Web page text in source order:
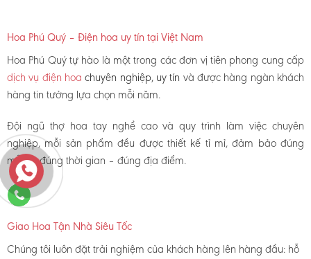
Hoa Phú Quý – Điện hoa uy tín tại Việt Nam
Hoa Phú Quý tự hào là một trong các đơn vị tiên phong cung cấp
dịch vụ điện hoachuyên nghiệp, uy tín và được hàng ngàn khách
hàng tin tưởng lựa chọn mỗi năm.
Đội ngũ thợ hoa tay nghề cao và quy trình làm việc chuyên
nghiệp, mỗi sản phẩm đều được thiết kế tỉ mỉ, đảm bảo đúng
mẫu – đúng thời gian – đúng địa điểm.
Giao Hoa Tận Nhà Siêu Tốc
Chúng tôi luôn đặt trải nghiệm của khách hàng lên hàng đầu: hỗ